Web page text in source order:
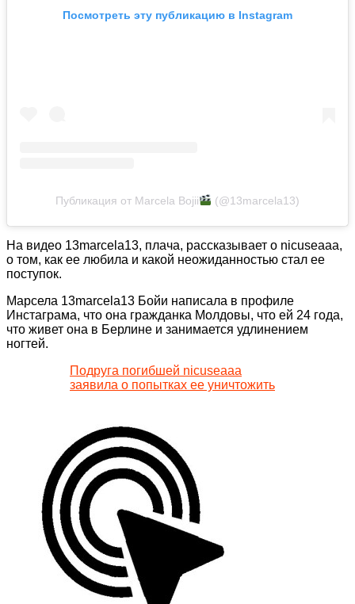
Посмотреть эту публикацию в Instagram
Публикация от Marcela Bojii (@13marcela13)
На видео 13marcela13, плача, рассказывает о nicuseaaa,
о том, как ее любила и какой неожиданностью стал ее
поступок.
Марсела 13marcela13 Бойи написала в профиле
Инстаграма, что она гражданка Молдовы, что ей 24 года,
что живет она в Берлине и занимается удлинением
ногтей.
Подруга погибшей nicuseaaa
заявила о попытках ее уничтожить